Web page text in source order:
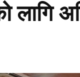
लागि